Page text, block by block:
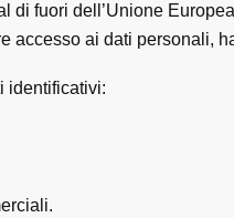
di fuori dell’Unione
accesso ai dati personali,
identificativi: